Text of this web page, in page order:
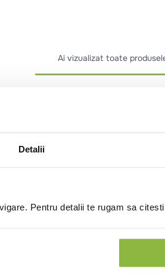
Detalii
Pentru detalii te rugam sa
Ai vizualizat toate